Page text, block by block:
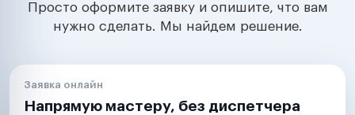
Просто оформите заявку и опишите, что вам
нужно сделать. Мы найдем решение.
Заявка онлайн
Напрямую мастеру, без диспетчера